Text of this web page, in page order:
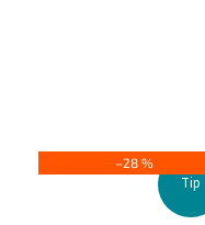
Tip
–28 %